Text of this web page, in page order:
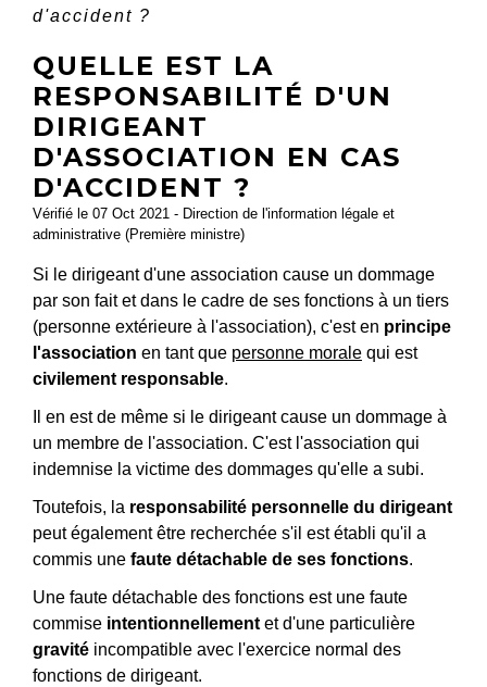
d'accident ?
QUELLE EST LA
RESPONSABILITÉ D'UN
DIRIGEANT
D'ASSOCIATION EN CAS
D'ACCIDENT ?
Vérifié le 07 Oct 2021 - Direction de l'information légale et
administrative (Première ministre)
Si le dirigeant d'une association cause un dommage
par son fait et dans le cadre de ses fonctions à un tiers
(personne extérieure à l'association), c'est en principe
l'association en tant que personne morale qui est
civilement responsable.
Il en est de même si le dirigeant cause un dommage à
un membre de l'association. C'est l'association qui
indemnise la victime des dommages qu'elle a subi.
Toutefois, la responsabilité personnelle du dirigeant
peut également être recherchée s'il est établi qu'il a
commis une faute détachable de ses fonctions.
Une faute détachable des fonctions est une faute
commise intentionnellement et d'une particulière
gravité incompatible avec l'exercice normal des
fonctions de dirigeant.